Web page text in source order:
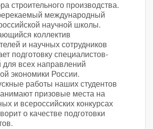
строительного производства.
международный
научной школы.
коллектив
и научных сотрудников
подготовку специалистов-
для всех направлений
экономики России.
работы наших студентов
призовые места на
и всероссийских конкурсах
о качестве подготовки